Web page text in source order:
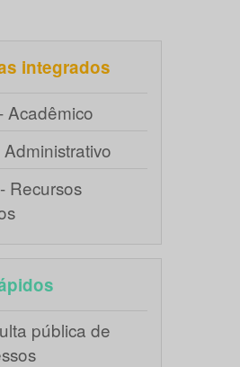
integrados
Acadêmico
Administrativo
Recursos
pública de